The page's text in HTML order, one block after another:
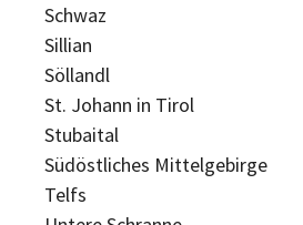
Schwaz
Sillian
Söllandl
St. Johann in Tirol
Stubaital
Südöstliches Mittelgebirge
Telfs